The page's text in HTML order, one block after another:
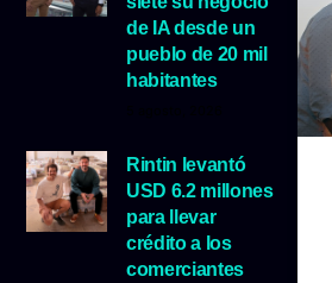
de IA desde un
pueblo de 20 mil
habitantes
Rintin levantó
USD 6.2 millones
para llevar
crédito a los
comerciantes